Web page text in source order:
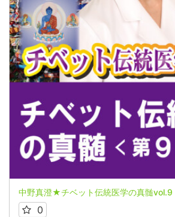
中野真澄★チベット伝統医学の真髄vol.9
0